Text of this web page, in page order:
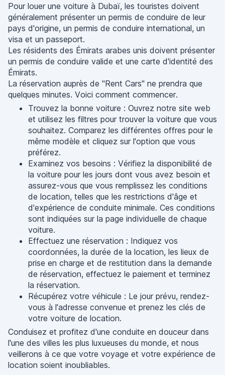
Pour louer une voiture à Dubaï, les touristes doivent
généralement présenter un permis de conduire de leur
pays d'origine, un permis de conduire international, un
visa et un passeport.
Les résidents des Émirats arabes unis doivent présenter
un permis de conduire valide et une carte d'identité des
Émirats.
La réservation auprès de "Rent Cars" ne prendra que
quelques minutes. Voici comment commencer.
Trouvez la bonne voiture : Ouvrez notre site web
et utilisez les filtres pour trouver la voiture que vous
souhaitez. Comparez les différentes offres pour le
même modèle et cliquez sur l'option que vous
préférez.
Examinez vos besoins : Vérifiez la disponibilité de
la voiture pour les jours dont vous avez besoin et
assurez-vous que vous remplissez les conditions
de location, telles que les restrictions d'âge et
d'expérience de conduite minimale. Ces conditions
sont indiquées sur la page individuelle de chaque
voiture.
Effectuez une réservation : Indiquez vos
coordonnées, la durée de la location, les lieux de
prise en charge et de restitution dans la demande
de réservation, effectuez le paiement et terminez
la réservation.
Récupérez votre véhicule : Le jour prévu, rendez-
vous à l'adresse convenue et prenez les clés de
votre voiture de location.
Conduisez et profitez d'une conduite en douceur dans
l'une des villes les plus luxueuses du monde, et nous
veillerons à ce que votre voyage et votre expérience de
location soient inoubliables.